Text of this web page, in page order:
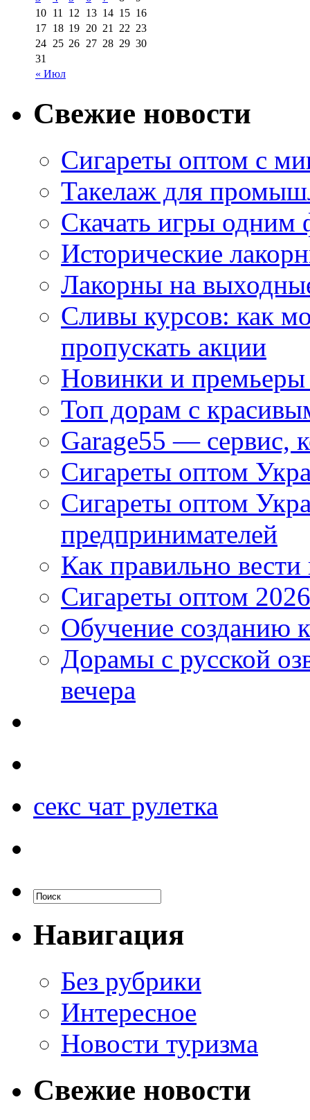
« Июл
10 11 12 13 14 15 16
17 18 19 20 21 22 23
24 25 26 27 28 29 30
31
Свежие новости
Сигареты оптом с
Такелаж для
Скачать игры одним
Исторические
Лакорны на
Сливы курсов: как
пропускать акции
Новинки и
Топ дорам с
Garage55 — сервис,
Сигареты оптом
Сигареты оптом
предпринимателей
Как правильно
Сигареты оптом
Обучение созданию
Дорамы с русской
вечера
секс чат рулетка
Навигация
Без рубрики
Интересное
Новости туризма
Свежие новости